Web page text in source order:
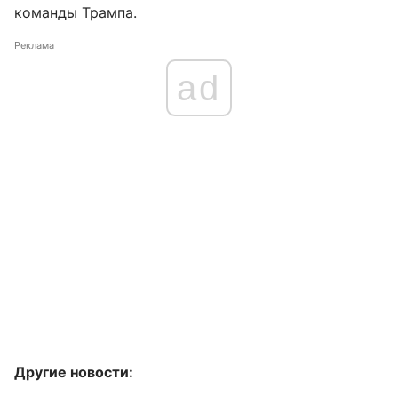
команды Трампа.
Реклама
ad
Другие новости: